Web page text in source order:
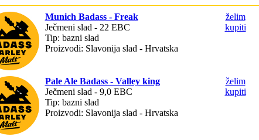
Munich Badass - Freak
Ječmeni slad - 22 EBC
Tip: bazni slad
Proizvodi: Slavonija slad - Hrvatska
želim
kupiti
Pale Ale Badass - Valley king
Ječmeni slad - 9,0 EBC
Tip: bazni slad
Proizvodi: Slavonija slad - Hrvatska
želim
kupiti